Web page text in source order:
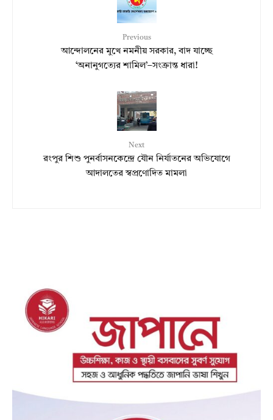
Previous
আন্দোলনের মুখে নমনীয় সরকার, বাদ যাচ্ছে
‘অনানুগত্যের শামিল’–সংক্রান্ত ধারা!
Next
রংপুর শিশু পুনর্বাসনকেন্দ্রে যৌন নির্যাতনের অভিযোগে
আদালতের স্বপ্রণোদিত মামলা